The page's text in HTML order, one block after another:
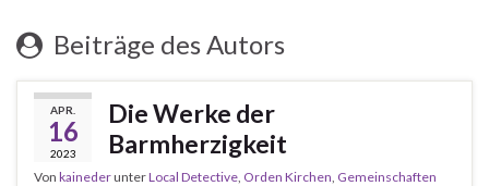
Beiträge des Autors
APR.
16
2023
Die Werke der
Barmherzigkeit
Von kainederunterLocal Detective Orden Kirchen Gemeinschaften